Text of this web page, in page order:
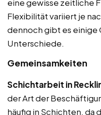
eine gewisse zeitliche
Flexibilität variiert je
dennoch gibt es einige
Unterschiede.
Gemeinsamkeiten
Schichtarbeit in
der Art der
häufig in Schichten, da